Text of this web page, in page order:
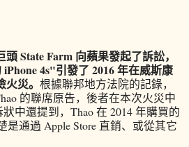
State Farm 向蘋果發起了訴訟，
4s"引發了 2016 年在威斯康
災。 根據聯邦地方法院的記錄，
的聯席原告，後者在本次火災中
中還提到，Thao 在 2014 年購買的
是通過 Apple Store 直銷、或從其它